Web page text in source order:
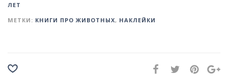
ЛЕТ
МЕТКИ: КНИГИ ПРО ЖИВОТНЫХ, НАКЛЕЙКИ